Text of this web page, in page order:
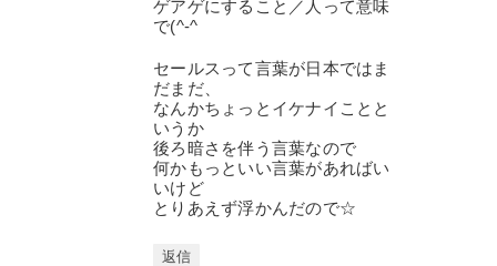
ゲアゲにすること／人って意味
で(^-^ゞ
セールスって言葉が日本ではま
だまだ、
なんかちょっとイケナイことと
いうか
後ろ暗さを伴う言葉なので
何かもっといい言葉があればい
いけど
とりあえず浮かんだので☆
返信